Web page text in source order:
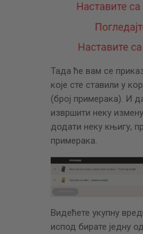
Тада ће вам се
које сте ставили у
(број примерака). И
извршити неку
додати неку књигу,
примерака.
Видећете укупну
испод бирате једну